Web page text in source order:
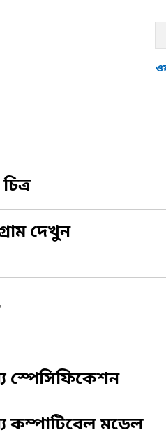
দেখুন
স্পেসিফিকেশন
কম্পাটিবেল মডেল